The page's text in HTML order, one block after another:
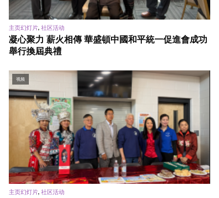
主页幻灯片, 社区活动
凝心聚力 薪火相傳 華盛頓中國和平統一促進會成功
舉行換屆典禮
视频
主页幻灯片, 社区活动